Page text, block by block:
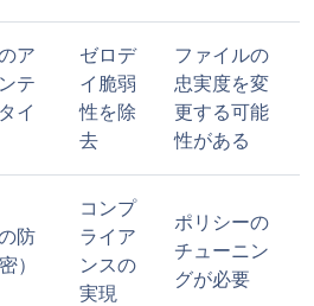
ア
テ
イ
ゼロデ
イ脆弱
性を除
去
ファイルの
忠実度を変
更する可能
性がある
防
）
コンプ
ライア
ンスの
実現
ポリシーの
チューニン
グが必要